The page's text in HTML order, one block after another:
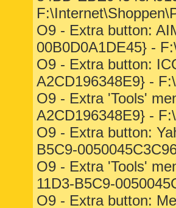
O9 - Extra button:
00B0D0A1DE45} -
O9 - Extra button:
A2CD196348E9} -
O9 - Extra 'Tools'
A2CD196348E9} -
O9 - Extra button:
B5C9-
O9 - Extra 'Tools'
11D3-B5C9-
O9 - Extra button: